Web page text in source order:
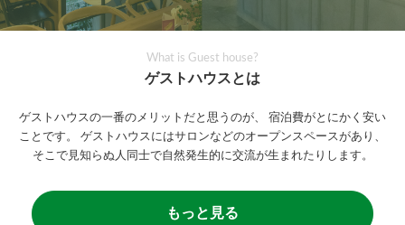
What is Guest house?
ゲストハウスとは
ゲストハウスの一番のメリットだと思うのが、
宿泊費がとにかく安い
ことです。
ゲストハウスにはサロンなどのオープンスペースがあり、
そこで見知らぬ人同士で自然発生的に交流が生まれたりします。
もっと見る